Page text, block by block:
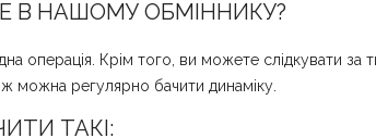
В НАШОМУ ОБМІННИКУ?
операція. Крім того, ви можете слідкувати за
можна регулярно бачити динаміку.
ТАКІ: